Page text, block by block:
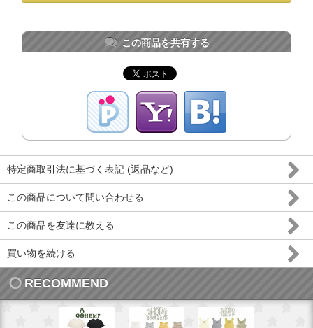
この商品を共有する
特定商取引法に基づく表記 (返品など)
この商品について問い合わせる
この商品を友達に教える
買い物を続ける
RECOMMEND